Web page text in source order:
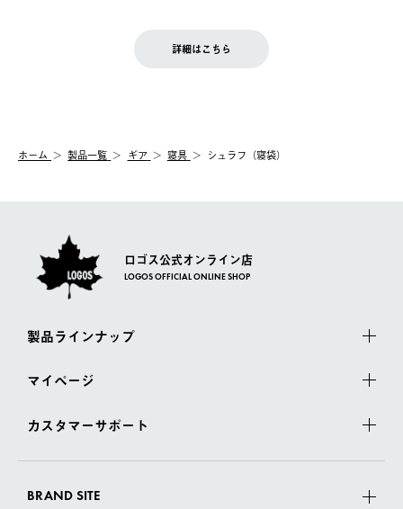
【配送業者】
佐川急便にて配送されます。
お客様都合の返品にかかる送料は、お客様ご負担とさせていただ
一度お手元の商品を返品いただき、ご希望商品を再注文してくだ
LOGOS FAMILY会員の方は、会員マイページ内 購入履歴画面に
詳細はこちら
ホーム 製品一覧 ギア 寝具 シュラフ（寝袋）
ロゴス公式オンライン店
LOGOS OFFICIAL ONLINE SHOP
製品ラインナップ
マイページ
カスタマーサポート
BRAND SITE